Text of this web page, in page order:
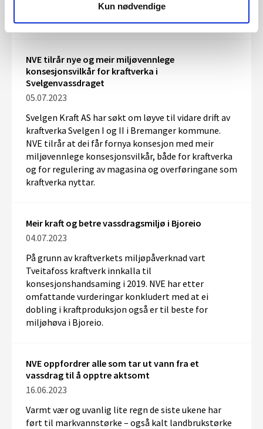
Kun nødvendige
mellom Sunndal metallverk og Aura og Viklandet
NVE tilrår nye og meir miljøvennlege
konsesjonsvilkår for kraftverka i
Svelgenvassdraget
05.07.2023
Svelgen Kraft AS har søkt om løyve til vidare drift av
kraftverka Svelgen I og II i Bremanger kommune.
NVE tilrår at dei får fornya konsesjon med meir
miljøvennlege konsesjonsvilkår, både for kraftverka
og for regulering av magasina og overføringane som
kraftverka nyttar.
Meir kraft og betre vassdragsmiljø i Bjoreio
04.07.2023
På grunn av kraftverkets miljøpåverknad vart
Tveitafoss kraftverk innkalla til
konsesjonshandsaming i 2019. NVE har etter
omfattande vurderingar konkludert med at ei
dobling i kraftproduksjon også er til beste for
miljøhøva i Bjoreio.
NVE oppfordrer alle som tar ut vann fra et
vassdrag til å opptre aktsomt
16.06.2023
Varmt vær og uvanlig lite regn de siste ukene har
ført til markvannstørke – også kalt landbrukstørke